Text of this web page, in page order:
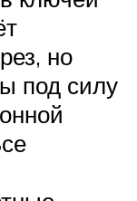
но
под силу